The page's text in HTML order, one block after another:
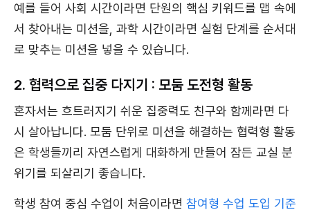
예를 들어 사회 시간이라면 단원의 핵심 키워드를 맵 속에
서 찾아내는 미션을, 과학 시간이라면 실험 단계를 순서대
로 맞추는 미션을 넣을 수 있습니다.
2. 협력으로 집중 다지기 : 모둠 도전형 활동
혼자서는 흐트러지기 쉬운 집중력도 친구와 함께라면 다
시 살아납니다. 모둠 단위로 미션을 해결하는 협력형 활동
은 학생들끼리 자연스럽게 대화하게 만들어 잠든 교실 분
위기를 되살리기 좋습니다.
학생 참여 중심 수업이 처음이라면 참여형 수업 도입 기준